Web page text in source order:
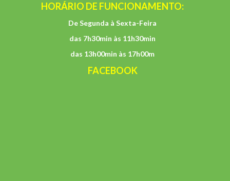
HORÁRIO DE FUNCIONAMENTO:
De Segunda à Sexta-Feira
das 7h30min às 11h30min
das 13h00min às 17h00m
FACEBOOK